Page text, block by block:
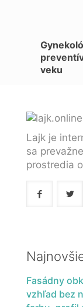
veku
Lajk je
sa
prostredia
Fasádny
vzhľad bez